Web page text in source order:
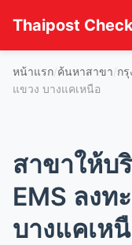
Thaipost
หน้าแรก ค้นหาสาขา ก
แขวง บางแคเหนือ
สาขาให้บ
EMS ลงท
บางแคเห